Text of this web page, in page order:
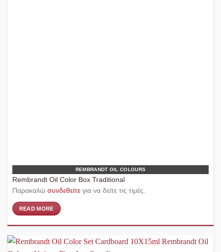
REMBRANDT OIL COLOURS
Rembrandt Oil Color Box Traditional
Παρακαλώ συνδεθείτεγια να δείτε τις τιμές.
READ MORE